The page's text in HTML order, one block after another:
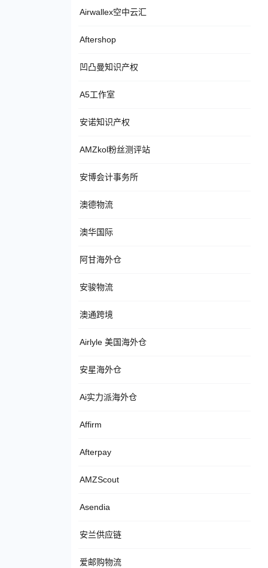
Airwallex空中云汇
Aftershop
凹凸曼知识产权
A5工作室
安诺知识产权
AMZkol粉丝测评站
安博会计事务所
澳德物流
澳华国际
阿甘海外仓
安骏物流
澳通跨境
Airlyle 美国海外仓
安星海外仓
Ai实力派海外仓
Affirm
Afterpay
AMZScout
Asendia
安兰供应链
爱邮购物流